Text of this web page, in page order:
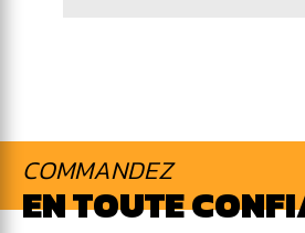
COMMANDEZ
EN TOUTE